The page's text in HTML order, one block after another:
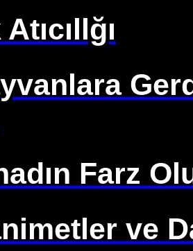
Farz
ve